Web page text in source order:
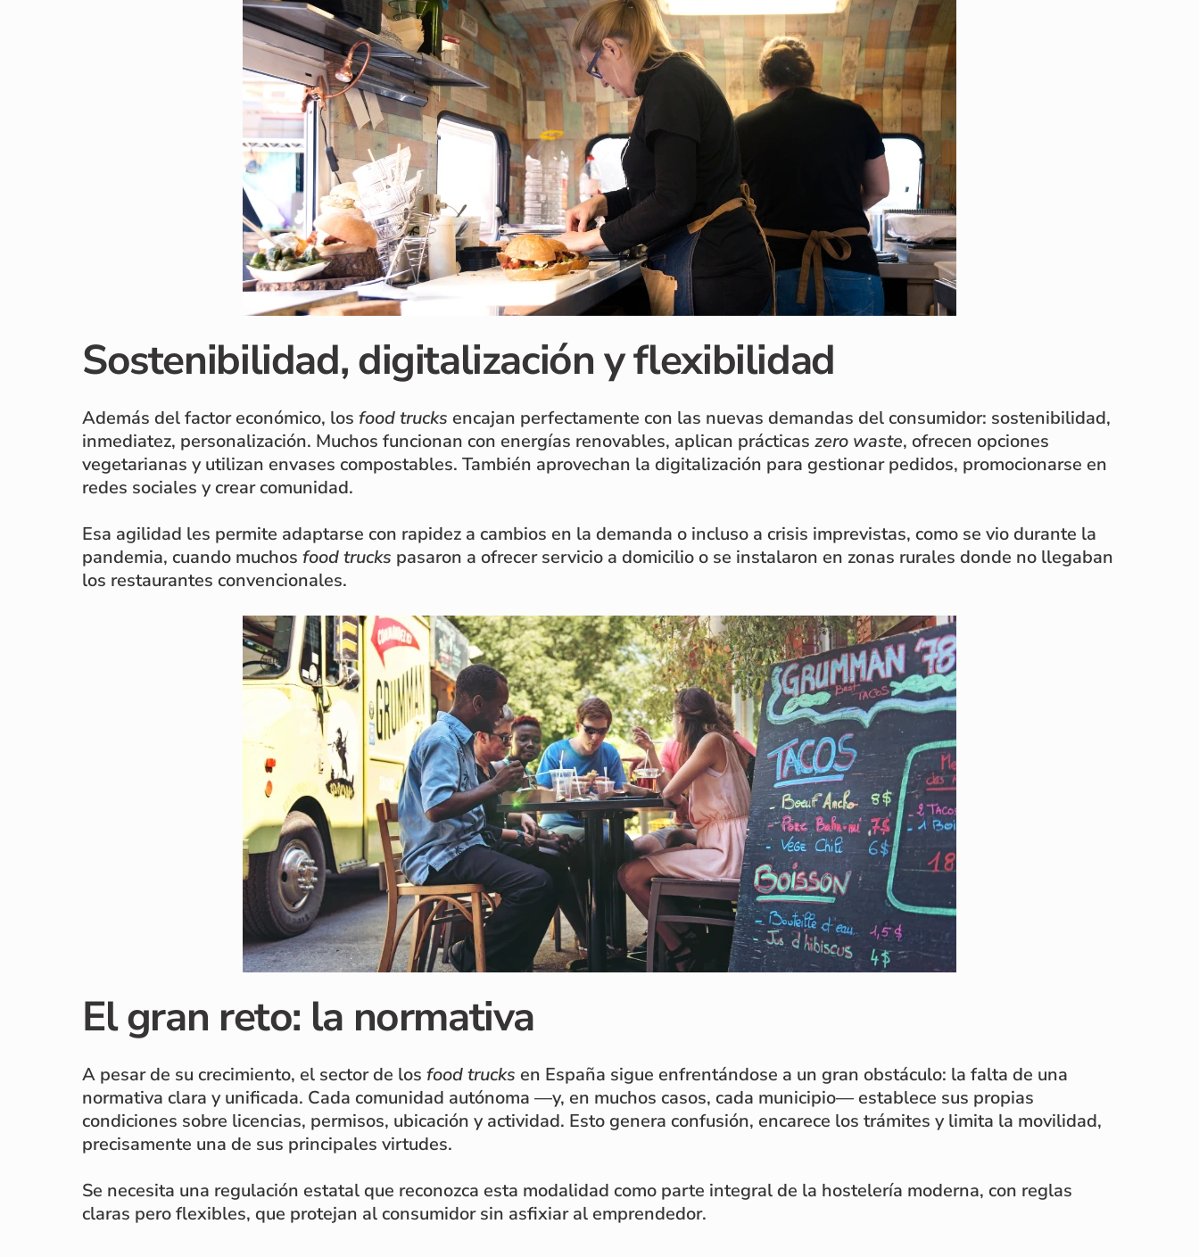
Sostenibilidad, digitalización y flexibilidad
Además del factor económico, los food trucks encajan perfectamente con las nuevas demandas del consumidor: sostenibilidad,
inmediatez, personalización. Muchos funcionan con energías renovables, aplican prácticas zero waste, ofrecen opciones
vegetarianas y utilizan envases compostables. También aprovechan la digitalización para gestionar pedidos, promocionarse en
redes sociales y crear comunidad.
Esa agilidad les permite adaptarse con rapidez a cambios en la demanda o incluso a crisis imprevistas, como se vio durante la
pandemia, cuando muchos food trucks pasaron a ofrecer servicio a domicilio o se instalaron en zonas rurales donde no llegaban
los restaurantes convencionales.
El gran reto: la normativa
A pesar de su crecimiento, el sector de los food trucks en España sigue enfrentándose a un gran obstáculo: la falta de una
normativa clara y unificada. Cada comunidad autónoma —y, en muchos casos, cada municipio— establece sus propias
condiciones sobre licencias, permisos, ubicación y actividad. Esto genera confusión, encarece los trámites y limita la movilidad,
precisamente una de sus principales virtudes.
Se necesita una regulación estatal que reconozca esta modalidad como parte integral de la hostelería moderna, con reglas
claras pero flexibles, que protejan al consumidor sin asfixiar al emprendedor.